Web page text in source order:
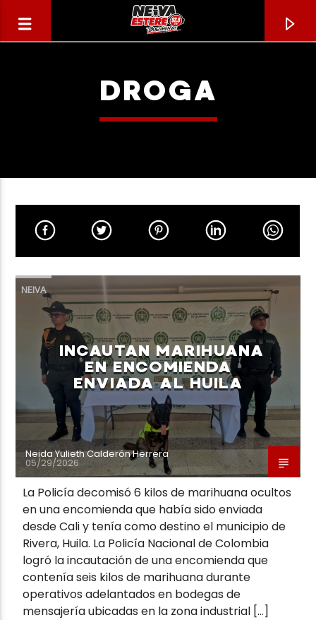
TÍTULO
ARTISTA
Neiva Estereo
DROGA
NEIVA
INCAUTAN MARIHUANA
EN ENCOMIENDA
ENVIADA AL HUILA
Neida Yulieth Calderón Herrera
05/29/2026
La Policía decomisó 6 kilos de marihuana ocultos
en una encomienda que había sido enviada
desde Cali y tenía como destino el municipio de
Rivera, Huila. La Policía Nacional de Colombia
logró la incautación de una encomienda que
contenía seis kilos de marihuana durante
operativos adelantados en bodegas de
mensajería ubicadas en la zona industrial […]